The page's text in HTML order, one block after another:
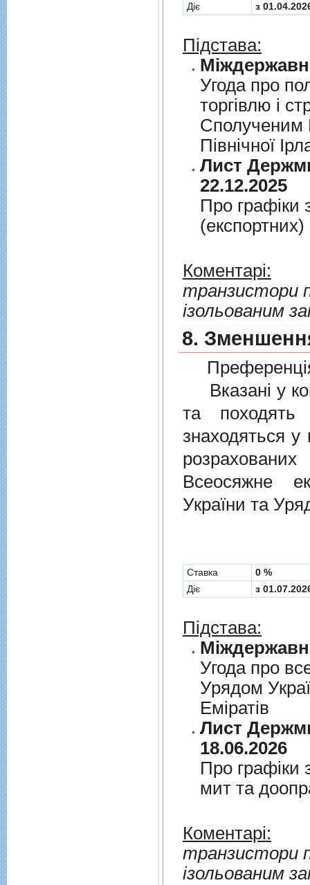
Діє з
Підстава:
Угода про
торгiвлю i
Сполученим
Пiвнiчної
Лист
22.12.2025
Про графiки
Коментарі:
транзистори
ізольованим
8.
Вказані у
та походять
знаходяться у
Всеосяжне
України та
Cтавка
0 %
Діє
з
Підстава:
Угода про
Урядом
Емiратiв
Лист
18.06.2026
Про графiки
мит та
Коментарі:
транзистори
ізольованим